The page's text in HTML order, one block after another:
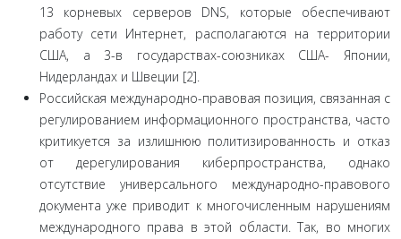
13 корневых серверов DNS, которые обеспечивают
работу сети Интернет, располагаются на территории
США, а 3-в государствах-союзниках США- Японии,
Нидерландах и Швеции [2].
Российская международно-правовая позиция, свя­занная с
регулированием информационного простран­ства, часто
критикуется за излишнюю политизирован­ность и отказ
от дерегулирования киберпространства, однако
отсутствие универсального международно-право­вого
документа уже приводит к многочисленным наруше­ниям
международного права в этой области. Так, во мно­гих